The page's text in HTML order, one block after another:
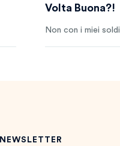
Volta Buona?!
Non con i miei soldi
NEWSLETTER